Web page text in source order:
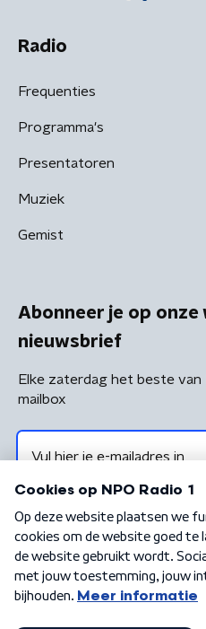
Radio
Frequenties
Programma's
Presentatoren
Muziek
Gemist
Abonneer je op onze
nieuwsbrief
Elke zaterdag het beste van
mailbox
Algemene voorwaarden